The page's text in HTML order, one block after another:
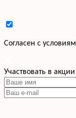
Cогласен с
Участвовать в акции